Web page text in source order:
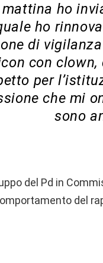
mattina ho
ho
di
con clown,
per
che mi
sono
del Pd in
del